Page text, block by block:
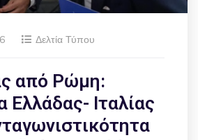
Δελτία Τύπου
από Ρώμη:
Ελλάδας- Ιταλίας